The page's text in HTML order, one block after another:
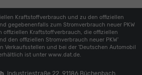
Kraftstoffverbrauch und zu den offiziellen
gegebenenfalls zum Stromverbrauch neuer PKW
offiziellen Kraftstoffverbrauch, die offiziellen
den offiziellen Stromverbrauch neuer PKW'
Verkaufsstellen und bei der 'Deutschen Automobil
ist unter www.dat.de.